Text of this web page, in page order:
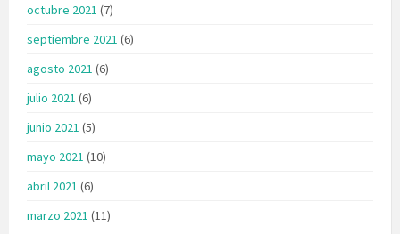
octubre 2021 (7)
septiembre 2021 (6)
agosto 2021 (6)
julio 2021 (6)
junio 2021 (5)
mayo 2021 (10)
abril 2021 (6)
marzo 2021 (11)